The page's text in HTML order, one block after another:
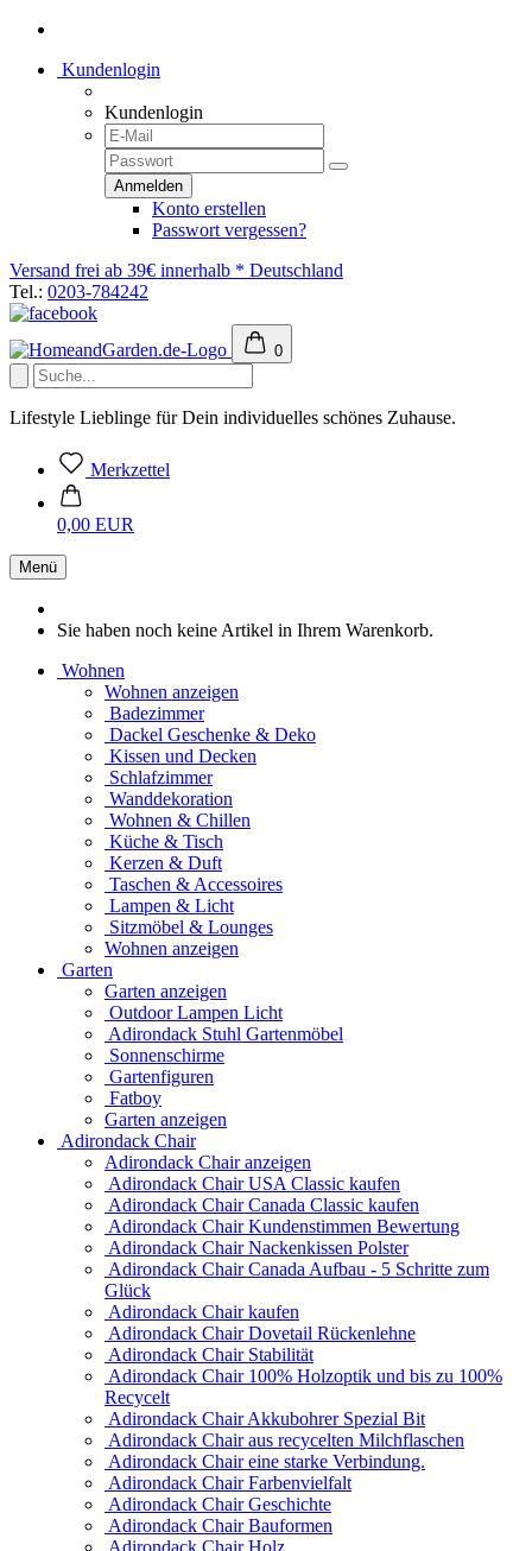
Kundenlogin
Kundenlogin
Konto erstellen
Passwort vergessen?
Versand frei ab 39€ innerhalb * Deutschland
Tel.: 0203-784242
0
Lifestyle Lieblinge für Dein individuelles schönes Zuhause.
Merkzettel
0,00 EUR
Menü
Sie haben noch keine Artikel in Ihrem Warenkorb.
Wohnen
Wohnen anzeigen
Badezimmer
Dackel Geschenke & Deko
Kissen und Decken
Schlafzimmer
Wanddekoration
Wohnen & Chillen
Küche & Tisch
Kerzen & Duft
Taschen & Accessoires
Lampen & Licht
Sitzmöbel & Lounges
Wohnen anzeigen
Garten
Garten anzeigen
Outdoor Lampen Licht
Adirondack Stuhl Gartenmöbel
Sonnenschirme
Gartenfiguren
Fatboy
Garten anzeigen
Adirondack Chair
Adirondack Chair anzeigen
Adirondack Chair USA Classic kaufen
Adirondack Chair Canada Classic kaufen
Adirondack Chair Kundenstimmen Bewertung
Adirondack Chair Nackenkissen Polster
Adirondack Chair Canada Aufbau - 5 Schritte zum
Glück
Adirondack Chair kaufen
Adirondack Chair Dovetail Rückenlehne
Adirondack Chair Stabilität
Adirondack Chair 100% Holzoptik und bis zu 100%
Recycelt
Adirondack Chair Akkubohrer Spezial Bit
Adirondack Chair aus recycelten Milchflaschen
Adirondack Chair eine starke Verbindung.
Adirondack Chair Farbenvielfalt
Adirondack Chair Geschichte
Adirondack Chair Bauformen
Adirondack Chair Holz